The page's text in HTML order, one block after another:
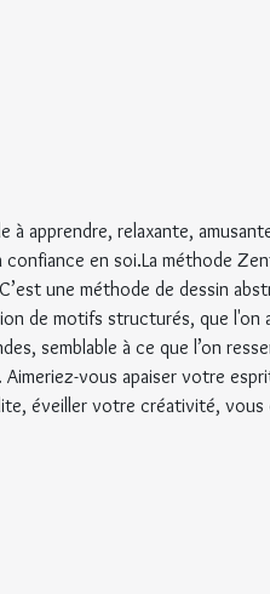
apprendre, relaxante,
confiance en soi.La méthode
une méthode de dessin
de motifs structurés, que l'on
semblable à ce que l’on
vous apaiser votre
éveiller votre créativité, vous